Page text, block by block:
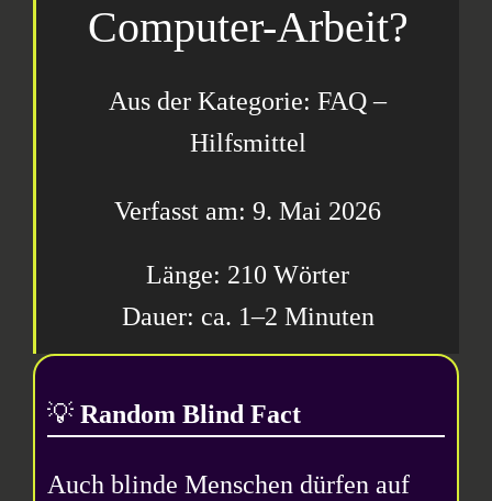
Computer-Arbeit?
Aus der Kategorie: FAQ –
Hilfsmittel
9. Mai 2026
210 Wörter
1–2 Minuten
💡Random Blind Fact
Auch blinde Menschen dürfen auf